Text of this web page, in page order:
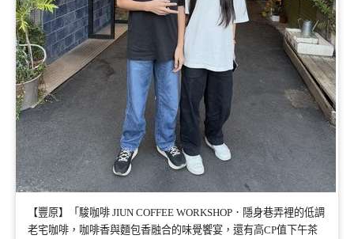
【豐原】「駿咖啡 JIUN COFFEE WORKSHOP．隱身巷弄裡的低調
老宅咖啡，咖啡香與麵包香融合的味覺饗宴，還有高CP值下午茶